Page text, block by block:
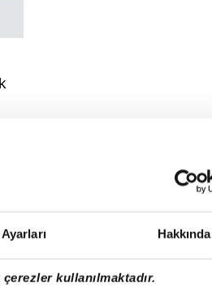
Hakkında
kullanılmaktadır.